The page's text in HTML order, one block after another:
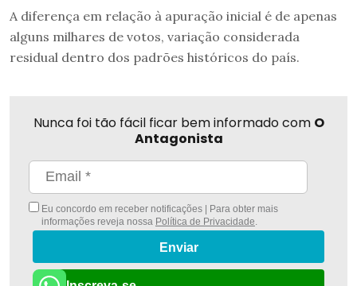
A diferença em relação à apuração inicial é de apenas
alguns milhares de votos, variação considerada
residual dentro dos padrões históricos do país.
Nunca foi tão fácil ficar bem informado com O
Antagonista
Eu concordo em receber notificações | Para obter mais
informações reveja nossa Política de Privacidade
Enviar